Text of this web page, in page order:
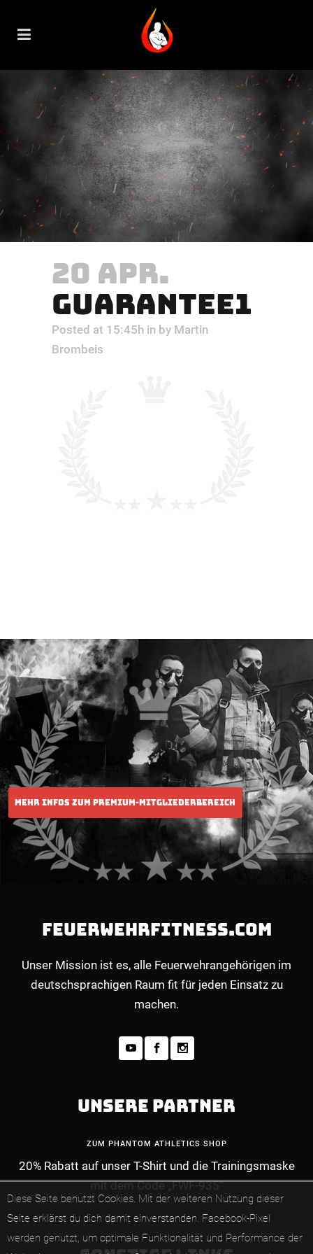
Diese Seite benutzt Cookies. Mit der weiteren Nutzung dieser
Seite erklärst du dich damit einverstanden. Facebook-Pixel
werden genutzt, um optimale Funktionalität und Performance der
20 APR.
GUARANTEE1
Posted at 15:45h in by Martin
Brombeis
MEHR INFOS ZUM PREMIUM-
FEUERWEHRFITNESS.COM
Unser Mission ist es, alle Feuerwehrangehörigen im
deutschsprachigen Raum fit für jeden Einsatz zu
machen.
UNSERE PARTNER
ZUM PHANTOM ATHLETICS SHOP
20% Rabatt auf unser T-Shirt und die Trainingsmaske
mit dem Code „FWF-935“